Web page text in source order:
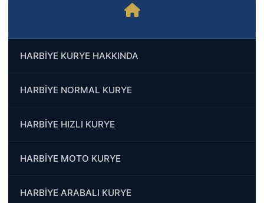
HARBİYE KURYE HAKKINDA
HARBİYE NORMAL KURYE
HARBİYE HIZLI KURYE
HARBİYE MOTO KURYE
HARBİYE ARABALI KURYE